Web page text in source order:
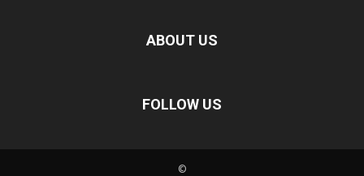
ABOUT US
FOLLOW US
©